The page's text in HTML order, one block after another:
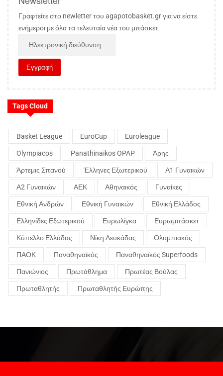
Γραφτείτε στο newletter του agapotobasket.gr για να είστε
ενήμεροι με όλα τα τελευταία νέα του μπάσκετ
Tags Cloud
Basket League EuroCup Euroleague
Olympiacos Panathinaikos OPAP Άρης
Άρτεμις Σπανού Έλληνες Εξωτερικού Α1 Γυναικών
Α2 Γυναικών ΑΕΚ Αθηναικός Γυναίκες
Εθνική Ανδρών Εθνική Γυναικών Εθνική Ελλάδος
Ελληνίδες Εξωτερικού Ευρωλίγκα Ευρωμπάσκετ
Κύπελλο Ελλάδας Νίκη Λευκάδας Ολυμπιακός
ΠΑΟΚ Παναθηναϊκός Παναθηναϊκός Superfoods
Πανιώνιος Πρωτάθλημα Πρωτέας Βούλας
Πρωταθλητής Πρωταθλητής Ευρώπης